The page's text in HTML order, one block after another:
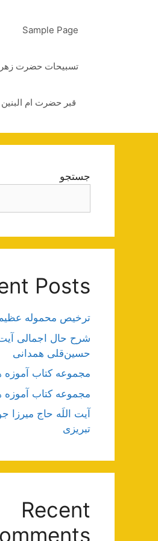
Sample Page
تسبیحات حضرت
قبر حضرت ام البنین
جستجو
Posts
ترخیص محموله
شرح حال اجمالی
حسین‌قلی همدانی
مجموعه کتاب
مجموعه کتاب
آیت اللَه حاج میرزا
تبریزی
Recent